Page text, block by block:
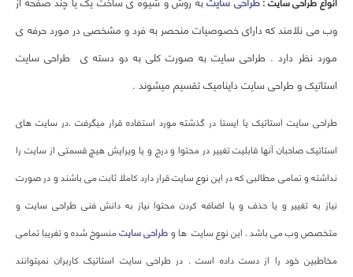
وب می نلامند که دارای خصوصیات منحصر به فرد و مشخصی در مورد حرفه ی
مورد نظر دارد . طراحی سایت به صورت کلی به دو دسته ی طراحی سایت
استاتیک و طراحی سایت داینامیک تقسیم میشوند .
طراحی سایت استاتیک یا ایستا در گذشته مورد استفاده قرار میگرفت .در سایت های
استاتیک صاحبان آنها قابلیت تغییر در محتوا و درج و یا ویرایش هیچ قسمتی از سایت را
نداشته و تمامی مطالبی که در این نوع سایت قرار دارد کاملا ثابت می باشند و در صورت
نیاز به تغییر و یا حذف و یا اضافه کردن محتوا نیاز به دانش فنی طراحی سایت و
متخصص وب می باشد . این نوع سایت ها وطراحی سایتمنسوخ شده و تغریبا تمامی
مخاطبین خود را از دست داده است . در طراحی سایت استاتیک کاربران نمیتوانند